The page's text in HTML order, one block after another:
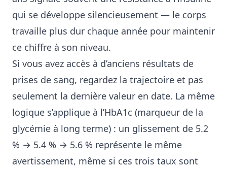
qui se développe silencieusement — le corps
travaille plus dur chaque année pour maintenir
ce chiffre à son niveau.
Si vous avez accès à d’anciens résultats de
prises de sang, regardez la trajectoire et pas
seulement la dernière valeur en date. La même
logique s’applique à l’HbA1c (marqueur de la
glycémie à long terme) : un glissement de 5.2
% → 5.4 % → 5.6 % représente le même
avertissement, même si ces trois taux sont